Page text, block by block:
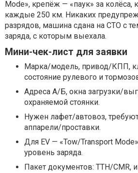
Mode», крепёж — «паук» за колёса,
каждые 250 км. Никаких
разрядов, машина сдана на СТО с
заряда, с которым выехала.
Мини-чек-лист для заявки
Марка/модель, привод/КПП,
состояние рулевого и
Адреса А/Б, окна загрузки/
охраняемой стоянки.
Нужен лафет/автовоз,
аппарели/проставки.
Для EV — «Tow/Transport
уровень заряда.
Пакет документов: ТТН/CMR,